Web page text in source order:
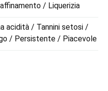
/ Liquerizia
acidità / Tannini setosi /
/ Persistente / Piacevole